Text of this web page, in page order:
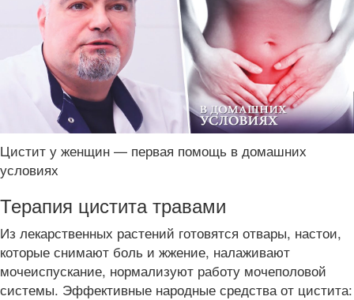
Цистит у женщин — первая помощь в домашних
условиях
Терапия цистита травами
Из лекарственных растений готовятся отвары, настои,
которые снимают боль и жжение, налаживают
мочеиспускание, нормализуют работу мочеполовой
системы. Эффективные народные средства от цистита: